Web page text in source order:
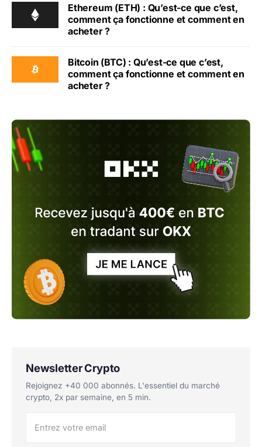
Ethereum (ETH) : Qu’est-ce que c’est,
comment ça fonctionne et comment en
acheter ?
Bitcoin (BTC) : Qu’est-ce que c’est,
comment ça fonctionne et comment en
acheter ?
Newsletter Crypto
Rejoignez +40 000 abonnés. L'essentiel du marché
crypto, 2x par semaine, en 5 min.